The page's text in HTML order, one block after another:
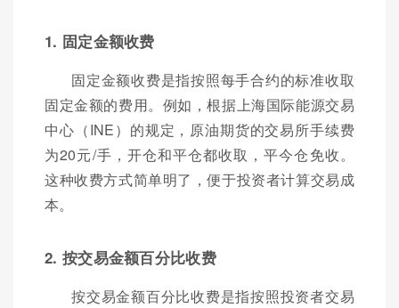
1. 固定金额收费
固定金额收费是指按照每手合约的标准收取
固定金额的费用。例如，根据上海国际能源交易
中心（INE）的规定，原油期货的交易所手续费
为20元/手，开仓和平仓都收取，平今仓免收。
这种收费方式简单明了，便于投资者计算交易成
本。
2. 按交易金额百分比收费
按交易金额百分比收费是指按照投资者交易